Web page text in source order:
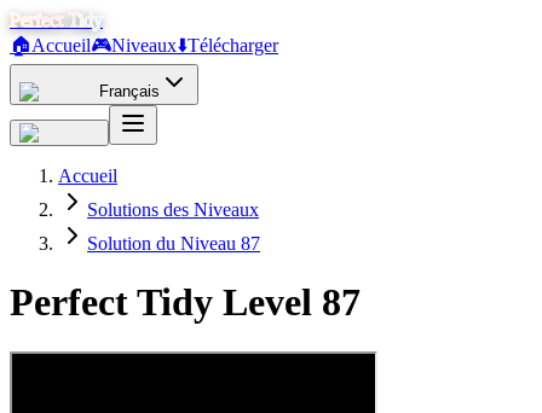
Perfect Tidy
🏠Accueil🎮Niveaux⬇️Télécharger
Français
Accueil
Solutions des Niveaux
Solution du Niveau 87
Perfect Tidy Level 87